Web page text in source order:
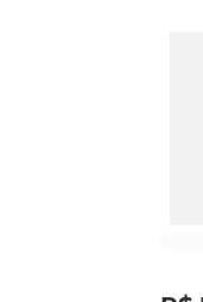
controle do